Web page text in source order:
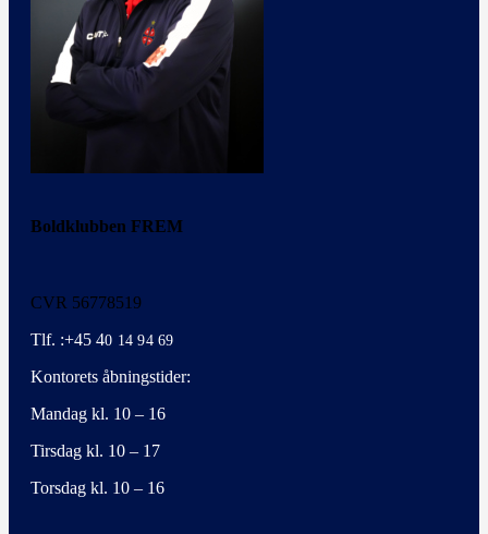
Boldklubben FREM
CVR 56778519
Tlf. :+45 40 14 94 69
Kontorets åbningstider:
Mandag kl. 10 – 16
Tirsdag kl. 10 – 17
Torsdag kl. 10 – 16